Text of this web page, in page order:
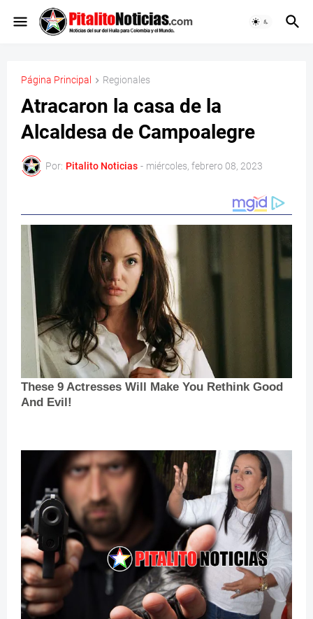
Página Principal Regionales
Atracaron la casa de la
Alcaldesa de Campoalegre
Por: Pitalito Noticias - miércoles, febrero 08, 2023